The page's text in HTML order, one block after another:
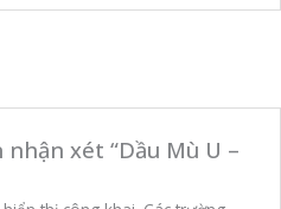
xét “Dầu Mù U –